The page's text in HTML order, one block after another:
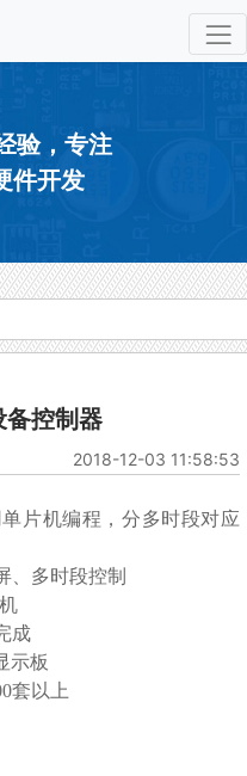
验，专注
件开发
备控制器
2018-12-03 11:58:53
片机编程，分多时段对应
、多时段控制
成
示板
套以上